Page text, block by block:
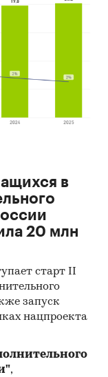
в
20 млн
старт II
запуск
нацпроекта
,